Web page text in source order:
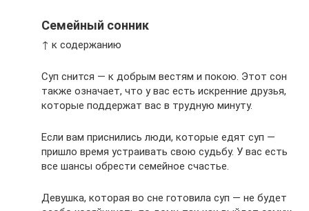
Семейный сонник
↑ к содержанию
Суп снится — к добрым вестям и покою. Этот сон
также означает, что у вас есть искренние друзья,
которые поддержат вас в трудную минуту.
Если вам приснились люди, которые едят суп —
пришло время устраивать свою судьбу. У вас есть
все шансы обрести семейное счастье.
Девушка, которая во сне готовила суп — не будет